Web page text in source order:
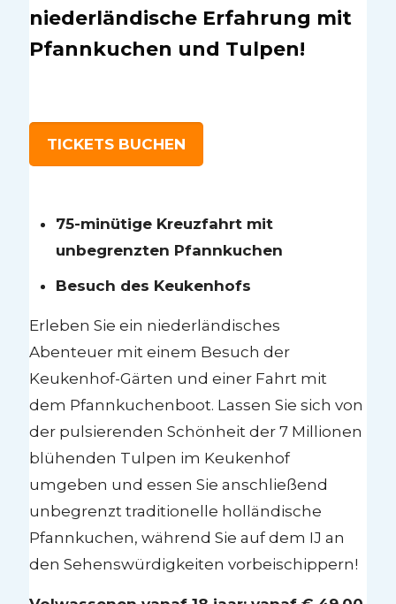
niederländische Erfahrung mit
Pfannkuchen und Tulpen!
TICKETS BUCHEN
75-minütige Kreuzfahrt mit
unbegrenzten Pfannkuchen
Besuch des Keukenhofs
Erleben Sie ein niederländisches
Abenteuer mit einem Besuch der
Keukenhof-Gärten und einer Fahrt mit
dem Pfannkuchenboot. Lassen Sie sich von
der pulsierenden Schönheit der 7 Millionen
blühenden Tulpen im Keukenhof
umgeben und essen Sie anschließend
unbegrenzt traditionelle holländische
Pfannkuchen, während Sie auf dem IJ an
den Sehenswürdigkeiten vorbeischippern!